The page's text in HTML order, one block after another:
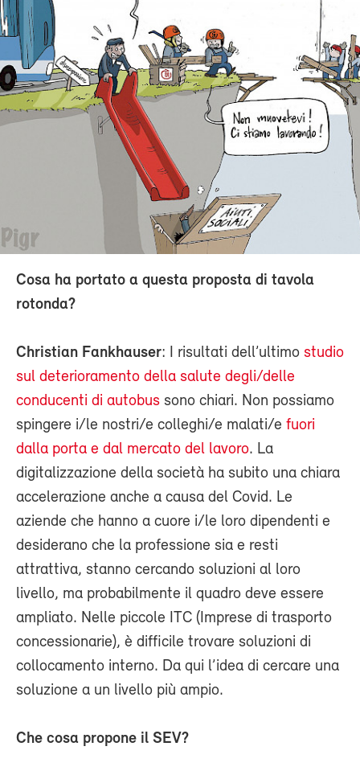
Cosa ha portato a questa proposta di tavola
rotonda?
Christian Fankhauser: I risultati dell’ultimo studio
sul deterioramento della salute degli/delle
conducenti di autobus sono chiari. Non possiamo
spingere i/le nostri/e colleghi/e malati/e fuori
dalla porta e dal mercato del lavoro. La
digitalizzazione della società ha subito una chiara
accelerazione anche a causa del Covid. Le
aziende che hanno a cuore i/le loro dipendenti e
desiderano che la professione sia e resti
attrattiva, stanno cercando soluzioni al loro
livello, ma probabilmente il quadro deve essere
ampliato. Nelle piccole ITC (Imprese di trasporto
concessionarie), è difficile trovare soluzioni di
collocamento interno. Da qui l’idea di cercare una
soluzione a un livello più ampio.
Che cosa propone il SEV?